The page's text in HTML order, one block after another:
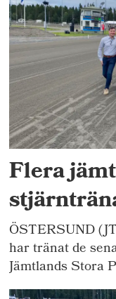
Flera
ÖSTERSUND
har tränat de
Jämtlands Stora